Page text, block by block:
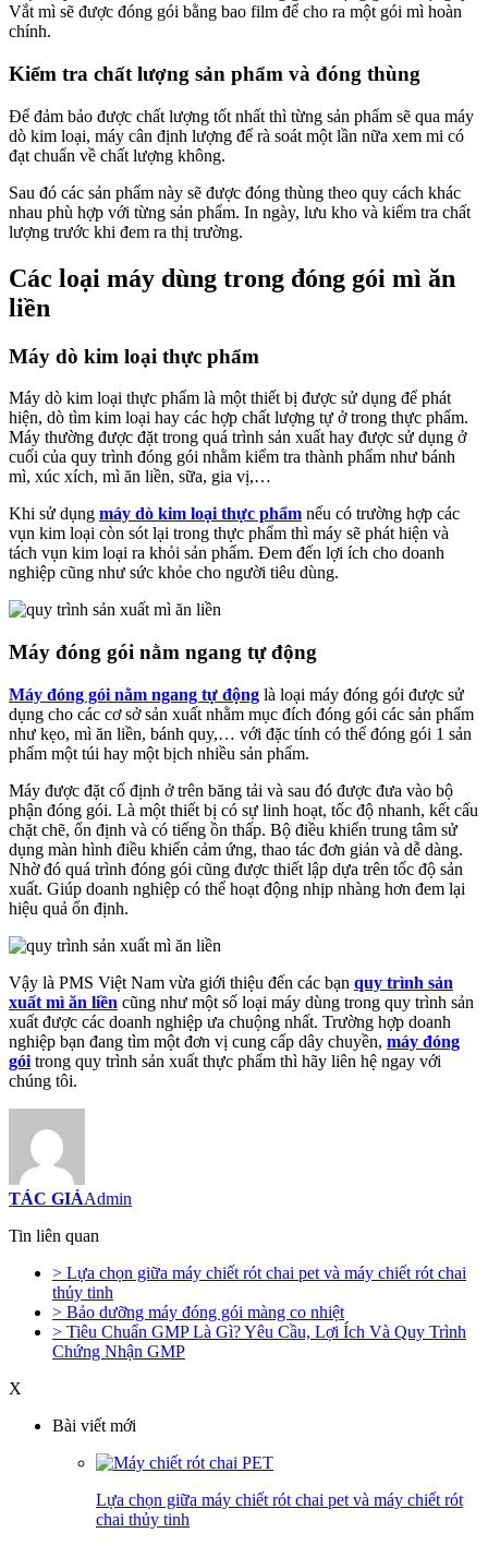
Vắt mì sẽ được đóng gói bằng bao film để cho ra một gói mì hoàn
chính.
Kiểm tra chất lượng sản phẩm và đóng thùng
Để đảm bảo được chất lượng tốt nhất thì từng sản phẩm sẽ qua máy
dò kim loại, máy cân định lượng để rà soát một lần nữa xem mi có
đạt chuẩn về chất lượng không.
Sau đó các sản phẩm này sẽ được đóng thùng theo quy cách khác
nhau phù hợp với từng sản phẩm. In ngày, lưu kho và kiểm tra chất
lượng trước khi đem ra thị trường.
Các loại máy dùng trong đóng gói mì ăn
liền
Máy dò kim loại thực phẩm
Máy dò kim loại thực phẩm là một thiết bị được sử dụng để phát
hiện, dò tìm kim loại hay các hợp chất lượng tự ở trong thực phẩm.
Máy thường được đặt trong quá trình sản xuất hay được sử dụng ở
cuối của quy trình đóng gói nhằm kiểm tra thành phẩm như bánh
mì, xúc xích, mì ăn liền, sữa, gia vị,…
Khi sử dụng máy dò kim loại thực phẩm nếu có trường hợp các
vụn kim loại còn sót lại trong thực phẩm thì máy sẽ phát hiện và
tách vụn kim loại ra khỏi sản phẩm. Đem đến lợi ích cho doanh
nghiệp cũng như sức khỏe cho người tiêu dùng.
Máy đóng gói nằm ngang tự động
Máy đóng gói nằm ngang tự động là loại máy đóng gói được sử
dụng cho các cơ sở sản xuất nhằm mục đích đóng gói các sản phẩm
như kẹo, mì ăn liền, bánh quy,… với đặc tính có thể đóng gói 1 sản
phẩm một túi hay một bịch nhiều sản phẩm.
Máy được đặt cố định ở trên băng tải và sau đó được đưa vào bộ
phận đóng gói. Là một thiết bị có sự linh hoạt, tốc độ nhanh, kết cấu
chặt chẽ, ổn định và có tiếng ồn thấp. Bộ điều khiển trung tâm sử
dụng màn hình điều khiển cảm ứng, thao tác đơn giản và dễ dàng.
Nhờ đó quá trình đóng gói cũng được thiết lập dựa trên tốc độ sản
xuất. Giúp doanh nghiệp có thể hoạt động nhịp nhàng hơn đem lại
hiệu quả ổn định.
Vậy là PMS Việt Nam vừa giới thiệu đến các bạn quy trình sản
xuất mì ăn liền cũng như một số loại máy dùng trong quy trình sản
xuất được các doanh nghiệp ưa chuộng nhất. Trường hợp doanh
nghiệp bạn đang tìm một đơn vị cung cấp dây chuyền, máy đóng
gói trong quy trình sản xuất thực phẩm thì hãy liên hệ ngay với
chúng tôi.
TÁC GIẢAdmin
Tin liên quan
> Lựa chọn giữa máy chiết rót chai pet và máy chiết rót chai
thủy tinh
> Bảo dưỡng máy đóng gói màng co nhiệt
> Tiêu Chuẩn GMP Là Gì? Yêu Cầu, Lợi Ích Và Quy Trình
Chứng Nhận GMP
X
Bài viết mới
Lựa chọn giữa máy chiết rót chai pet và máy chiết rót
chai thủy tinh